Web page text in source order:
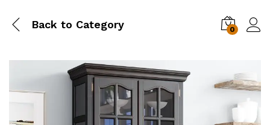
Back to Category 0